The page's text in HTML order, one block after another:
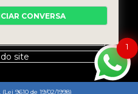
do site
9610 de 19/02/1998)
1
CONVERSA